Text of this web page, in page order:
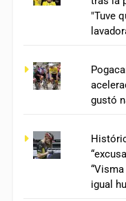
"Tuve
gustó
igual